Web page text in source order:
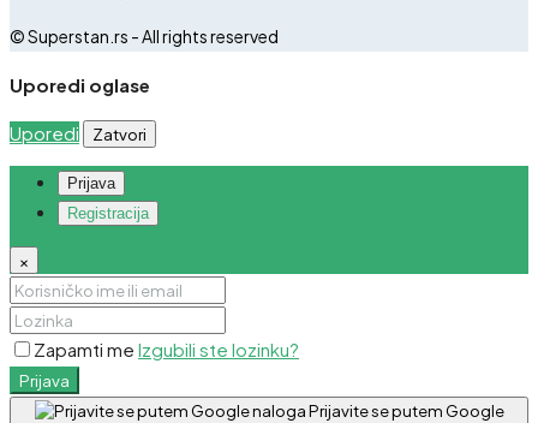
© Superstan.rs - All rights reserved
Uporedi oglase
Uporedi Zatvori
Prijava
Registracija
×
Zapamti me Izgubili ste lozinku?
Prijava
Prijavite se putem Google